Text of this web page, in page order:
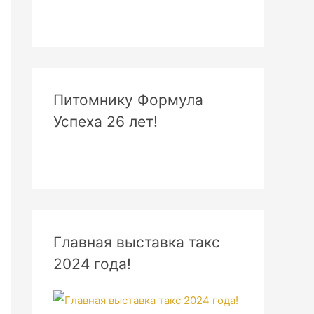
Питомнику Формула
Успеха 26 лет!
Главная выставка такс
2024 года!